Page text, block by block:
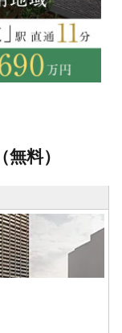
料）